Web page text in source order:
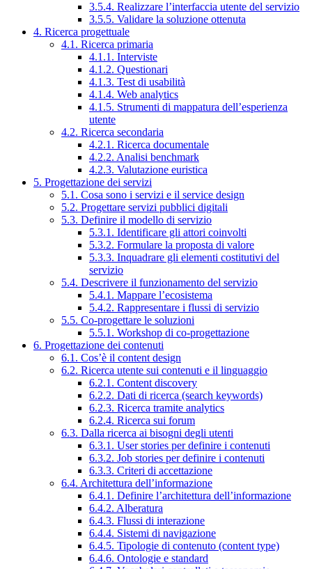
3.5.4. Realizzare l’interfaccia utente del servizio
3.5.5. Validare la soluzione ottenuta
4. Ricerca progettuale
4.1. Ricerca primaria
4.1.1. Interviste
4.1.2. Questionari
4.1.3. Test di usabilità
4.1.4. Web analytics
4.1.5. Strumenti di mappatura dell’esperienza
utente
4.2. Ricerca secondaria
4.2.1. Ricerca documentale
4.2.2. Analisi benchmark
4.2.3. Valutazione euristica
5. Progettazione dei servizi
5.1. Cosa sono i servizi e il service design
5.2. Progettare servizi pubblici digitali
5.3. Definire il modello di servizio
5.3.1. Identificare gli attori coinvolti
5.3.2. Formulare la proposta di valore
5.3.3. Inquadrare gli elementi costitutivi del
servizio
5.4. Descrivere il funzionamento del servizio
5.4.1. Mappare l’ecosistema
5.4.2. Rappresentare i flussi di servizio
5.5. Co-progettare le soluzioni
5.5.1. Workshop di co-progettazione
6. Progettazione dei contenuti
6.1. Cos’è il content design
6.2. Ricerca utente sui contenuti e il linguaggio
6.2.1. Content discovery
6.2.2. Dati di ricerca (search keywords)
6.2.3. Ricerca tramite analytics
6.2.4. Ricerca sui forum
6.3. Dalla ricerca ai bisogni degli utenti
6.3.1. User stories per definire i contenuti
6.3.2. Job stories per definire i contenuti
6.3.3. Criteri di accettazione
6.4. Architettura dell’informazione
6.4.1. Definire l’architettura dell’informazione
6.4.2. Alberatura
6.4.3. Flussi di interazione
6.4.4. Sistemi di navigazione
6.4.5. Tipologie di contenuto (content type)
6.4.6. Ontologie e standard